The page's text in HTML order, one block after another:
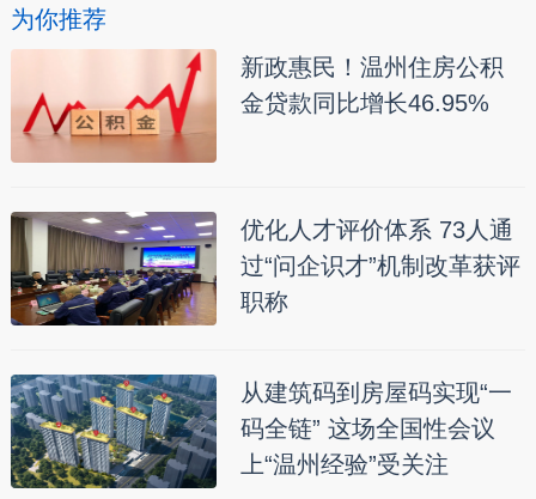
为你推荐
新政惠民！温州住房公积
金贷款同比增长46.95%
优化人才评价体系 73人通
过“问企识才”机制改革获评
职称
从建筑码到房屋码实现“一
码全链” 这场全国性会议
上“温州经验”受关注